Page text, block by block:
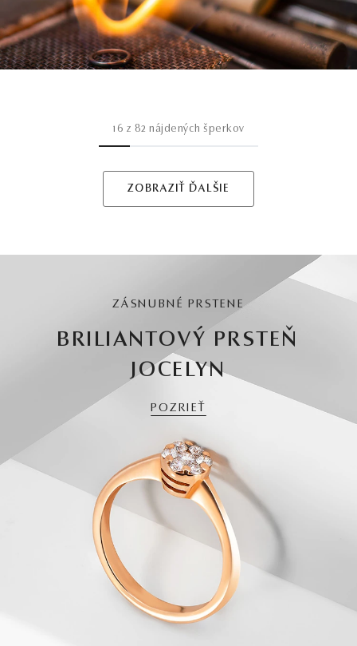
16 z 82 nájdených šperkov
ZOBRAZIŤ ĎALŠIE
ZÁSNUBNÉ PRSTENE
BRILIANTOVÝ PRSTEŇ
JOCELYN
POZRIEŤ